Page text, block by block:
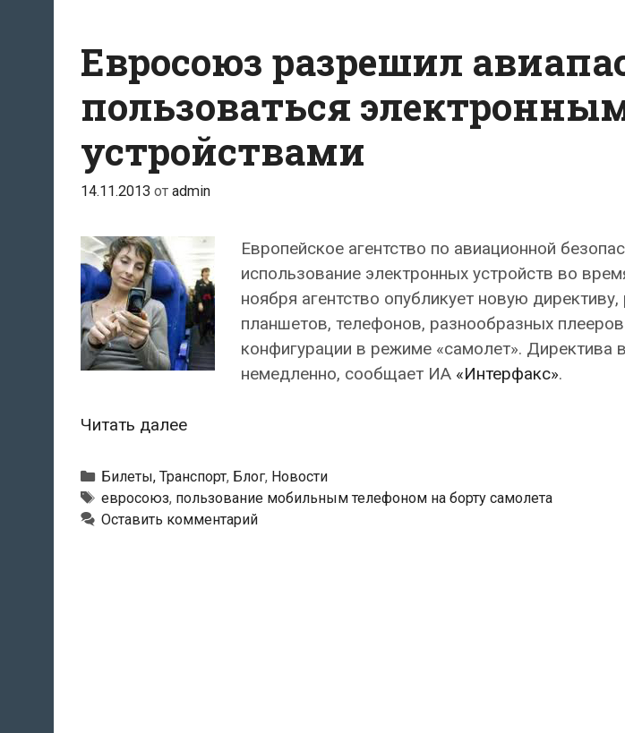
Евросоюз разрешил
пользоваться
устройствами
14.11.2013 от admin
Европейское агентство по авиационной
использование электронных устройств во
ноября агентство опубликует новую
планшетов, телефонов, разнообразных
конфигурации в режиме «самолет». Директива
немедленно, сообщает ИА «Интерфакс».
Читать далееЕвросоюз
авиапассажирам
пользоваться
электронными
Рубрики
Билеты, Транспорт, Блог, Новости
Метки
евросоюз, пользование мобильным телефоном на борту самолета
Оставить комментарий